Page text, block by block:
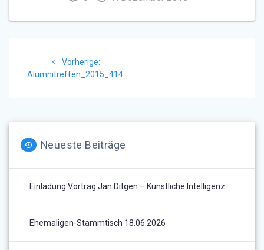
Vorherige:
Beitrag:
Alumnitreffen_2015_414
Neueste Beiträge
Einladung Vortrag Jan Ditgen – Künstliche Intelligenz
Ehemaligen-Stammtisch 18.06.2026